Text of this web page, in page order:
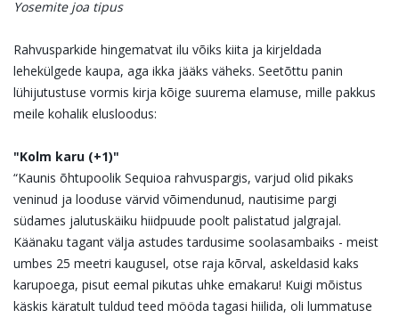
Yosemite joa tipus
Rahvusparkide hingematvat ilu võiks kiita ja kirjeldada
lehekülgede kaupa, aga ikka jääks väheks. Seetõttu panin
lühijutustuse vormis kirja kõige suurema elamuse, mille pakkus
meile kohalik elusloodus:
"Kolm karu (+1)"
“Kaunis õhtupoolik Sequioa rahvuspargis, varjud olid pikaks
veninud ja looduse värvid võimendunud, nautisime pargi
südames jalutuskäiku hiidpuude poolt palistatud jalgrajal.
Käänaku tagant välja astudes tardusime soolasambaiks - meist
umbes 25 meetri kaugusel, otse raja kõrval, askeldasid kaks
karupoega, pisut eemal pikutas uhke emakaru! Kuigi mõistus
käskis käratult tuldud teed mööda tagasi hiilida, oli lummatuse